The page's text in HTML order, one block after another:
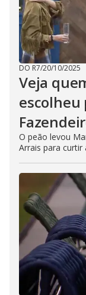
DO R7/20/10/2025
Veja
escolheu
O peão levou
Arrais para curtir